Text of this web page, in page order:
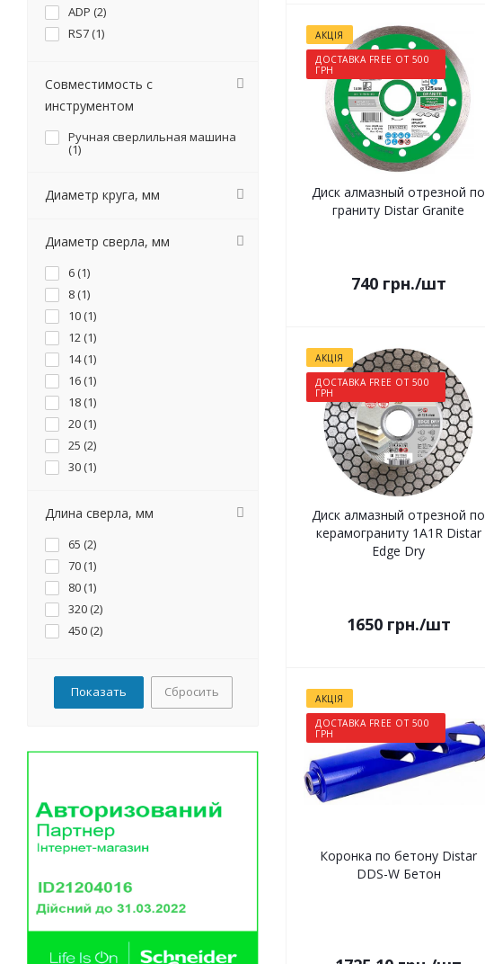
АКЦІЯ
ДОСТАВКА FREE ОТ 500
ГРН
Диск алмазный отрезной по
граниту Distar Granite
740грн./шт
АКЦІЯ
ДОСТАВКА FREE ОТ 500
ГРН
Диск алмазный отрезной по
керамограниту 1A1R Distar
Edge Dry
1650грн./шт
АКЦІЯ
ДОСТАВКА FREE ОТ 500
ГРН
Коронка по бетону Distar
DDS-W Бетон
ADP (2)
RS7 (1)
Совместимость с
инструментом
Ручная сверлильная машина
(1)
Диаметр круга, мм
Диаметр сверла, мм
6 (1)
8 (1)
10 (1)
12 (1)
14 (1)
16 (1)
18 (1)
20 (1)
25 (2)
30 (1)
35 (1)
42 (3)
46 (1)
52 (3)
62 ( 3)
68 ( 2)
102 (1)
126 (1)
132 (1)
142 ( 1)
162 ( 1)
1
Длина сверла, мм
65 (2)
70 (1)
80 (1)
320 (2)
450 (2)
Сбросить